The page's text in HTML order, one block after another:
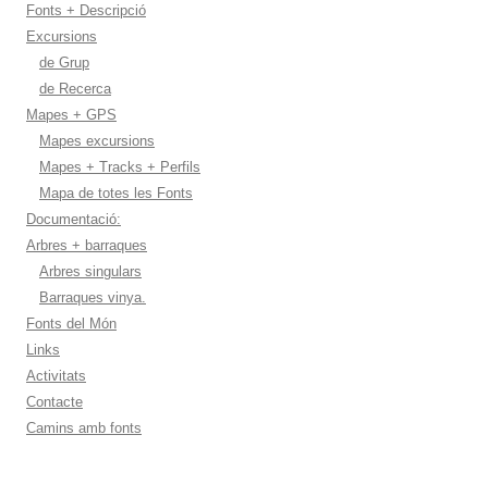
Fonts + Descripció
Excursions
de Grup
de Recerca
Mapes + GPS
Mapes excursions
Mapes + Tracks + Perfils
Mapa de totes les Fonts
Documentació:
Arbres + barraques
Arbres singulars
Barraques vinya.
Fonts del Món
Links
Activitats
Contacte
Camins amb fonts